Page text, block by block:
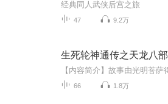
经典同人武侠后宫之旅
47 9.2万
生死轮神通传之天龙八部
66 1.8万